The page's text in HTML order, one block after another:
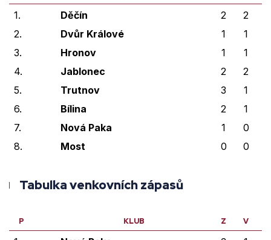
1. Děčín 2 2
2.
Dvůr Králové 1 1
3.
Hronov 1 1
4.
Jablonec 2 2
5.
Trutnov 3 1
6.
Bílina 2 1
7.
Nová Paka 1 0
8.
Most 0 0
Tabulka venkovních zápasů
P KLUB Z V